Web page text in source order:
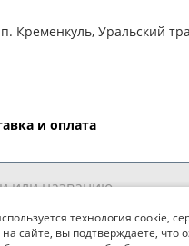
Кременкуль, Уральский
и оплата
технология cookie,
на сайте, вы подтверждаете,